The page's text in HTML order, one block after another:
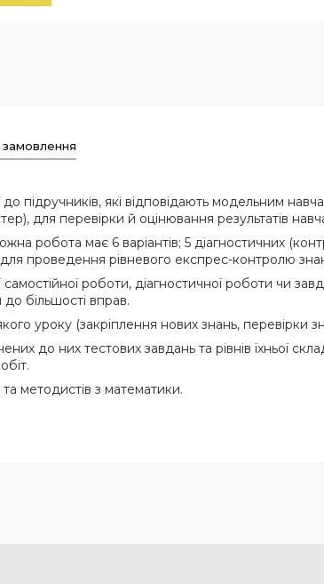
підручників, які відповідають модельним
для перевірки й оцінювання результатів
робота має 6 варіантів; 5 діагностичних
проведення рівневого експрес-контролю
роботи, діагностичної роботи чи
до більшості вправ.
уроку (закріплення нових знань, перевірки
до них тестових завдань та рівнів їхньої
методистів з математики.